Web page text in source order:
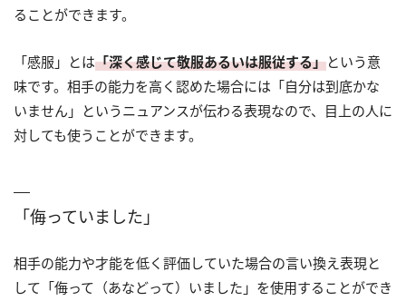
ることができます。
「感服」とは「深く感じて敬服あるいは服従する」という意
味です。相手の能力を高く認めた場合には「自分は到底かな
いません」というニュアンスが伝わる表現なので、目上の人に
対しても使うことができます。
「侮っていました」
相手の能力や才能を低く評価していた場合の言い換え表現と
して「侮って（あなどって）いました」を使用することができ